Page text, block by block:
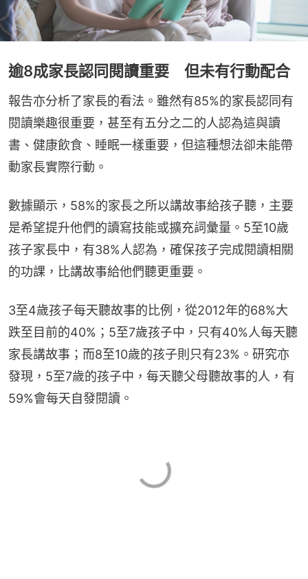
逾8成家長認同閱讀重要 但未有行動配合
報告亦分析了家長的看法。雖然有85%的家長認同有
閱讀樂趣很重要，甚至有五分之二的人認為這與讀
書、健康飲食、睡眠一樣重要，但這種想法卻未能帶
動家長實際行動。
數據顯示，58%的家長之所以講故事給孩子聽，主要
是希望提升他們的讀寫技能或擴充詞彙量。5至10歲
孩子家長中，有38%人認為，確保孩子完成閱讀相關
的功課，比講故事給他們聽更重要。
3至4歲孩子每天聽故事的比例，從2012年的68%大
跌至目前的40%；5至7歲孩子中，只有40%人每天聽
家長講故事；而8至10歲的孩子則只有23%。研究亦
發現，5至7歲的孩子中，每天聽父母聽故事的人，有
59%會每天自發閱讀。